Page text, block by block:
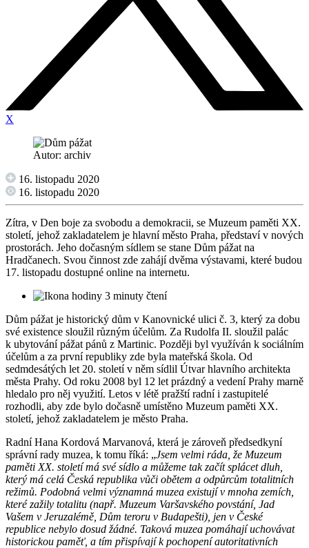
X
Autor: archiv
16. listopadu 2020
16. listopadu 2020
Zítra, v Den boje za svobodu a demokracii, se Muzeum paměti XX.
století, jehož zakladatelem je hlavní město Praha, představí v nových
prostorách. Jeho dočasným sídlem se stane Dům pážat na
Hradčanech. Svou činnost zde zahájí dvěma výstavami, které budou
17. listopadu dostupné online na internetu.
3 minuty čtení
Dům pážat je historický dům v Kanovnické ulici č. 3, který za dobu
své existence sloužil různým účelům. Za Rudolfa II. sloužil palác
k ubytování pážat pánů z Martinic. Později byl využíván k sociálním
účelům a za první republiky zde byla mateřská škola. Od
sedmdesátých let 20. století v něm sídlil Útvar hlavního architekta
města Prahy. Od roku 2008 byl 12 let prázdný a vedení Prahy marně
hledalo pro něj využití. Letos v létě pražští radní i zastupitelé
rozhodli, aby zde bylo dočasně umístěno Muzeum paměti XX.
století, jehož zakladatelem je město Praha.
Radní Hana Kordová Marvanová, která je zároveň předsedkyní
správní rady muzea, k tomu říká: „Jsem velmi ráda, že Muzeum
paměti XX. století má své sídlo a můžeme tak začít splácet dluh,
který má celá Česká republika vůči obětem a odpůrcům totalitních
režimů. Podobná velmi významná muzea existují v mnoha zemích,
které zažily totalitu (např. Muzeum Varšavského povstání, Jad
Vašem v Jeruzalémě, Dům teroru v Budapešti), jen v České
republice nebylo dosud žádné. Taková muzea pomáhají uchovávat
historickou paměť, a tím přispívají k pochopení autoritativních